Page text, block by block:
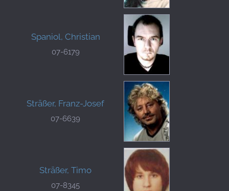
Spaniol, Christian
07-6179
Sträßer, Franz-Josef
07-6639
Sträßer, Timo
07-8345